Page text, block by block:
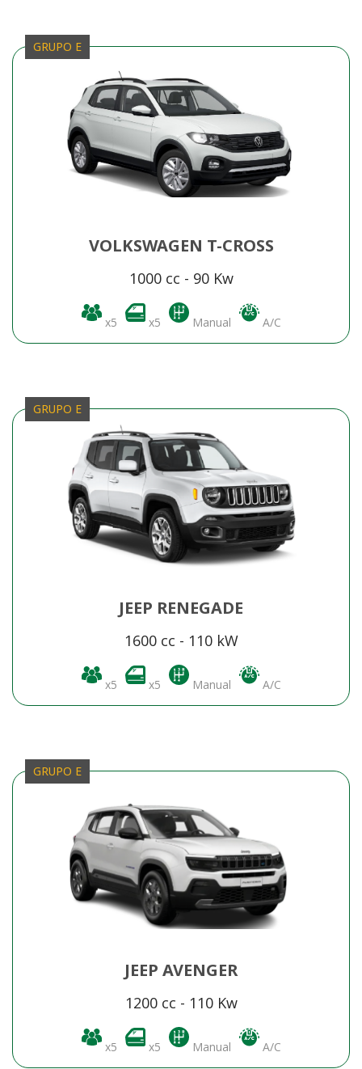
SERVICIOS Y EXTRAS
CONTACTO
GRUPO E
VOLKSWAGEN T-CROSS
1000 cc - 90 Kw
x5 x5 Manual A/C
GRUPO E
JEEP RENEGADE
1600 cc - 110 kW
x5 x5 Manual A/C
GRUPO E
JEEP AVENGER
1200 cc - 110 Kw
x5 x5 Manual A/C